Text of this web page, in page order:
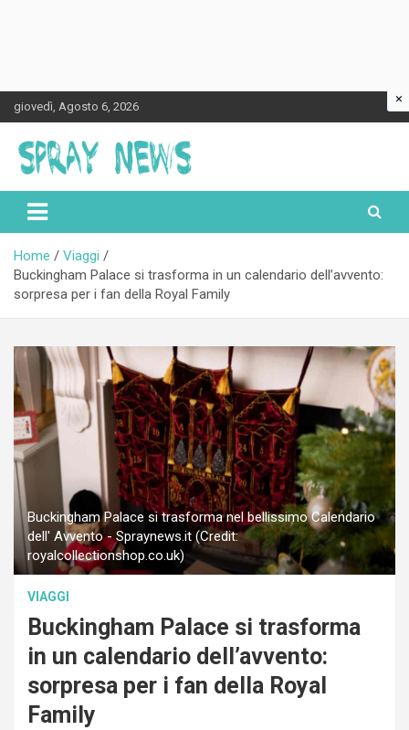
Skip
to
content
giovedì, Agosto 6, 2026
Spraynews.it
Home
Viaggi
Buckingham Palace si trasforma in un calendario dell’avvento:
sorpresa per i fan della Royal Family
Buckingham Palace si trasforma nel bellissimo Calendario
dell' Avvento - Spraynews.it (Credit:
royalcollectionshop.co.uk)
VIAGGI
Buckingham Palace si trasforma
in un calendario dell’avvento:
sorpresa per i fan della Royal
Family
×